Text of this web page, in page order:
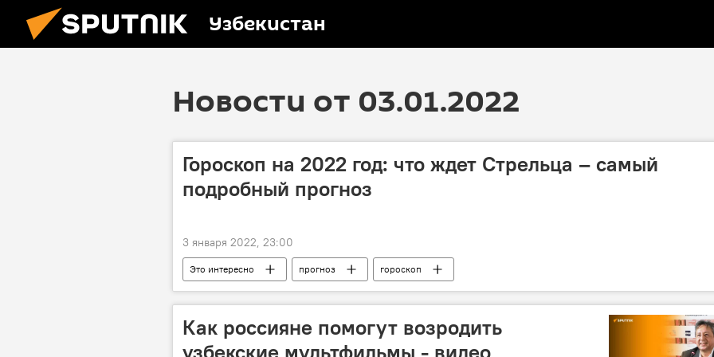
Узбекистан
Новости от 03.01.2022
Гороскоп на 2022 год: что ждет Стрельца – самый
подробный прогноз
3 января 2022, 23:00
Это интересно прогноз гороскоп
Как россияне помогут возродить